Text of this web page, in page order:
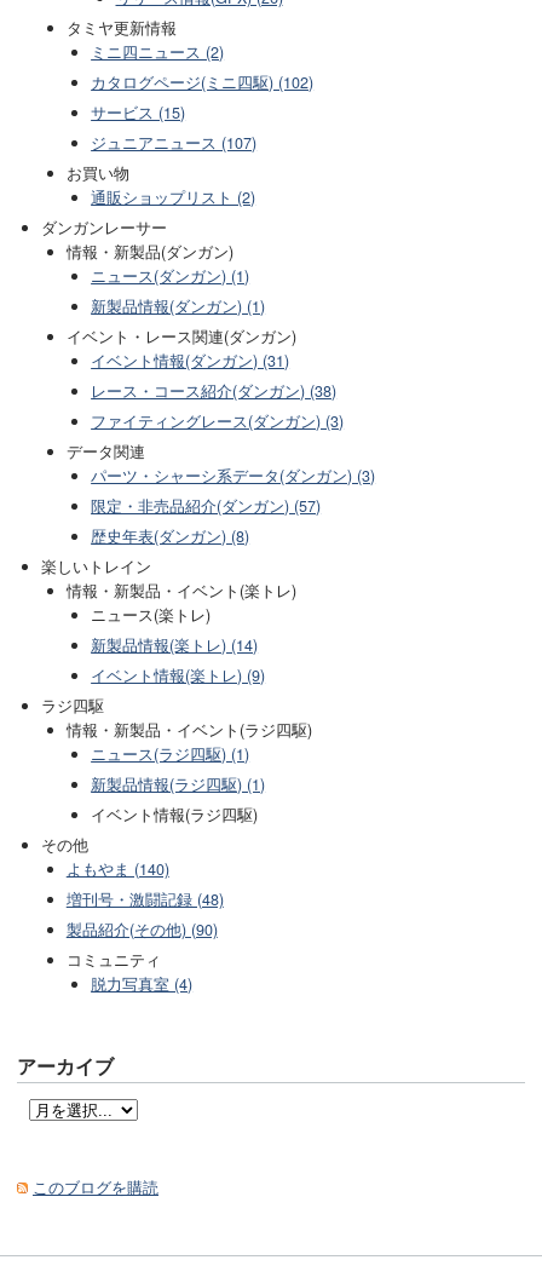
タミヤ更新情報
ミニ四ニュース (2)
カタログページ(ミニ四駆) (102)
サービス (15)
ジュニアニュース (107)
お買い物
通販ショップリスト (2)
ダンガンレーサー
情報・新製品(ダンガン)
ニュース(ダンガン) (1)
新製品情報(ダンガン) (1)
イベント・レース関連(ダンガン)
イベント情報(ダンガン) (31)
レース・コース紹介(ダンガン) (38)
ファイティングレース(ダンガン) (3)
データ関連
パーツ・シャーシ系データ(ダンガン) (3)
限定・非売品紹介(ダンガン) (57)
歴史年表(ダンガン) (8)
楽しいトレイン
情報・新製品・イベント(楽トレ)
ニュース(楽トレ)
新製品情報(楽トレ) (14)
イベント情報(楽トレ) (9)
ラジ四駆
情報・新製品・イベント(ラジ四駆)
ニュース(ラジ四駆) (1)
新製品情報(ラジ四駆) (1)
イベント情報(ラジ四駆)
その他
よもやま (140)
増刊号・激闘記録 (48)
製品紹介(その他) (90)
コミュニティ
脱力写真室 (4)
アーカイブ
このブログを購読